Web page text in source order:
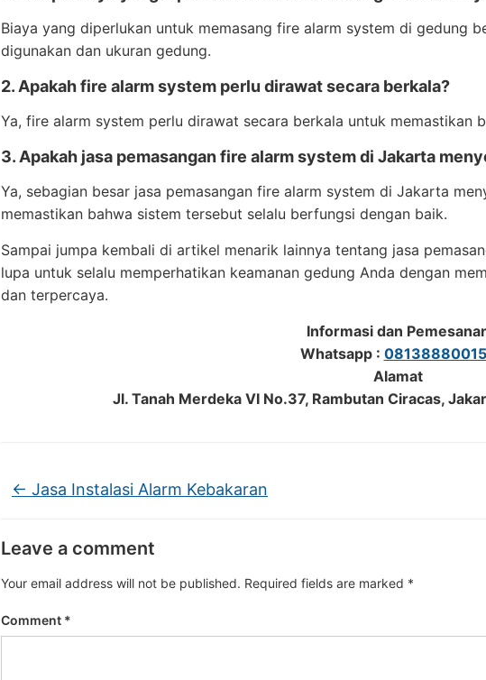
Biaya yang diperlukan untuk memasang fire alarm system di gedung
digunakan dan ukuran gedung.
2. Apakah fire alarm system perlu dirawat secara berkala?
Ya, fire alarm system perlu dirawat secara berkala untuk memastikan
3. Apakah jasa pemasangan fire alarm system di Jakarta
Ya, sebagian besar jasa pemasangan fire alarm system di Jakarta
memastikan bahwa sistem tersebut selalu berfungsi dengan baik.
Sampai jumpa kembali di artikel menarik lainnya tentang jasa
lupa untuk selalu memperhatikan keamanan gedung Anda dengan
dan terpercaya.
Informasi dan
Whatsapp :
Alamat
Jl. Tanah Merdeka VI No.37, Rambutan Ciracas,
← Jasa Instalasi Alarm Kebakaran
Leave a comment
Your email address will not be published. Required fields are marked *
Comment *